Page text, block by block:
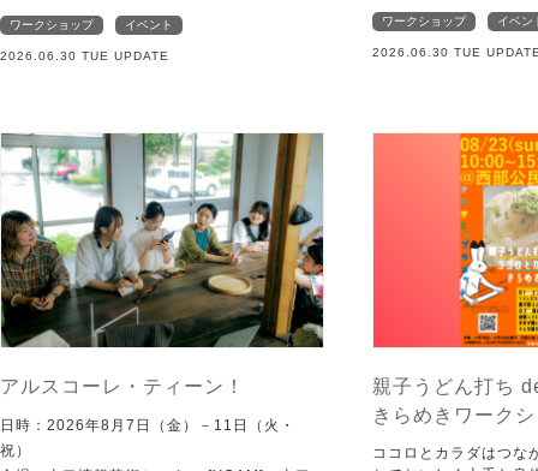
ワークショップ イベント
2026.06.30 TUE UPDATE
ワークショップ イベン
2026.06.30 TUE
アルスコーレ・ティーン！
日時：2026年8月7日（金）－11日（火・
祝）
親子うどん打ち
きらめきワーク
ココロとカラダはつな